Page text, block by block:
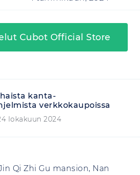
Cubot Official Store
kanta-
verkkokaupoissa
lokakuun 2024
Qi Zhi Gu mansion, Nan